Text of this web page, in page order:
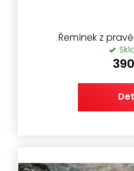
Řemínek z